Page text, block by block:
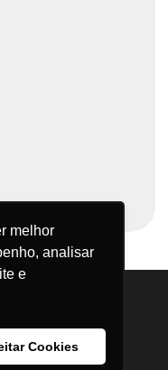
melhor
analisar
e
Cookies